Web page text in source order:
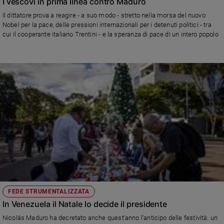
Policy
Chi
Contatti
Pubblicità
Registrati
Redazione
Social
Il dittatore prova a reagire - a suo modo - stretto nella morsa del nuovo
Nobel per la pace, delle pressioni internazionali per i detenuti politici - tra
cui il cooperante italiano Trentini - e la speranza di pace di un intero popolo
FEDE STRUMENTALIZZATA
In Venezuela il Natale lo decide il presidente
Nicolás Maduro ha decretato anche quest'anno l'anticipo delle festività: un